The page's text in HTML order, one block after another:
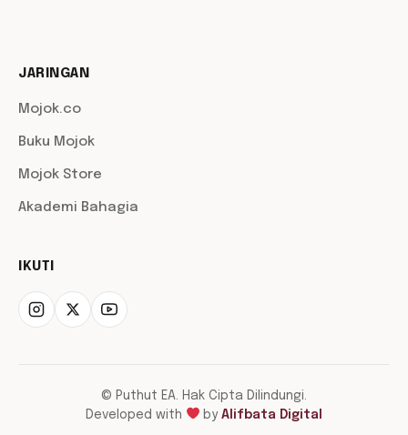
JARINGAN
Mojok.co
Buku Mojok
Mojok Store
Akademi Bahagia
IKUTI
© Puthut EA. Hak Cipta Dilindungi.
Developed with
byAlifbata Digital